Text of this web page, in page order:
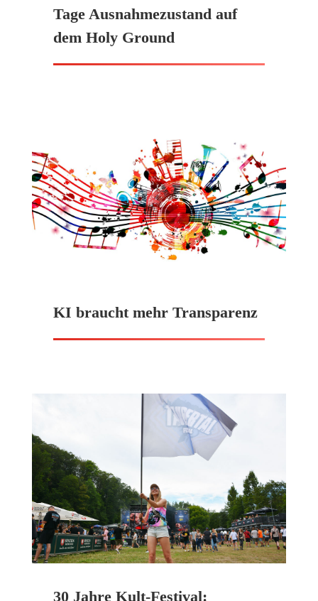
Tage Ausnahmezustand auf
dem Holy Ground
KI braucht mehr Transparenz
30 Jahre Kult-Festival: